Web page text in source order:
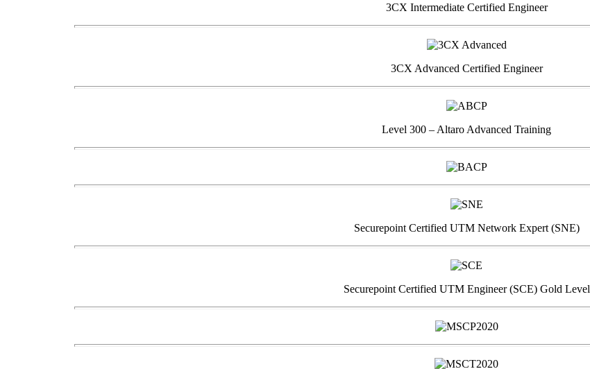
3CX Intermediate Certified Engineer
3CX Advanced Certified Engineer
Level 300 – Altaro Advanced Training
Securepoint Certified UTM Network Expert (SNE)
Securepoint Certified UTM Engineer (SCE) Gold Level